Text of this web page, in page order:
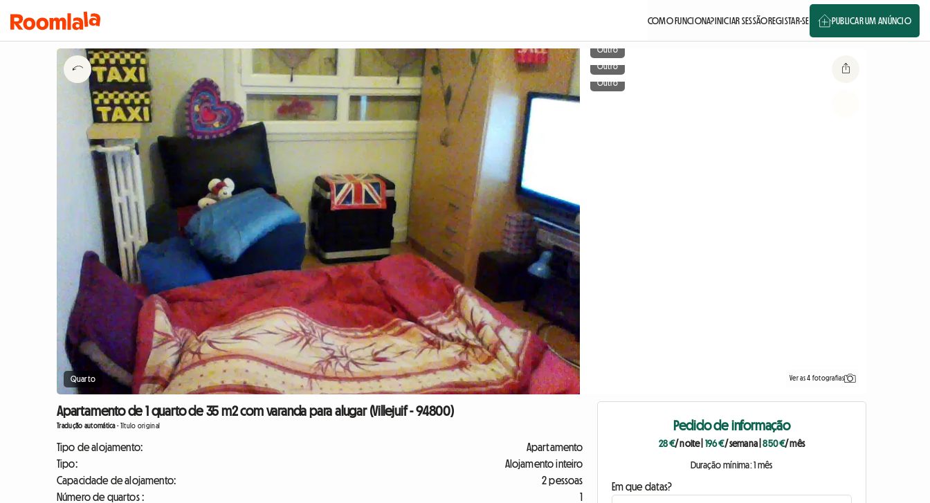
COMO FUNCIONA?INICIAR SESSÃOREGISTAR-SE PUBLICAR UM ANÚNCIO
Quarto
Outro
Outro
Outro
Ver as 4 fotografias
Apartamento de 1 quarto de 35 m2 com varanda para alugar (Villejuif - 94800)
Tradução automática-Título original
Tipo de alojamento:
Apartamento
Tipo:
Alojamento inteiro
Capacidade de alojamento:
2 pessoas
Número de quartos :
1
Pedido de informação
28 €/ noite| 196 €/ semana|850 €/ mês
Duração mínima: 1 mês
Em que datas?